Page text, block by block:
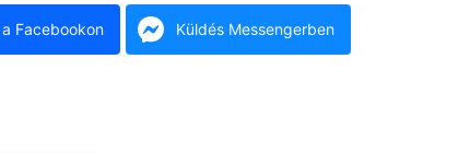
Facebookon Küldés Messengerben